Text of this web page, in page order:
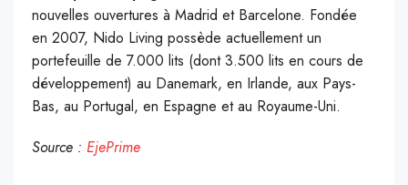
nouvelles ouvertures à Madrid et Barcelone. Fondée
en 2007, Nido Living possède actuellement un
portefeuille de 7.000 lits (dont 3.500 lits en cours de
développement) au Danemark, en Irlande, aux Pays-
Bas, au Portugal, en Espagne et au Royaume-Uni.
Source : EjePrime